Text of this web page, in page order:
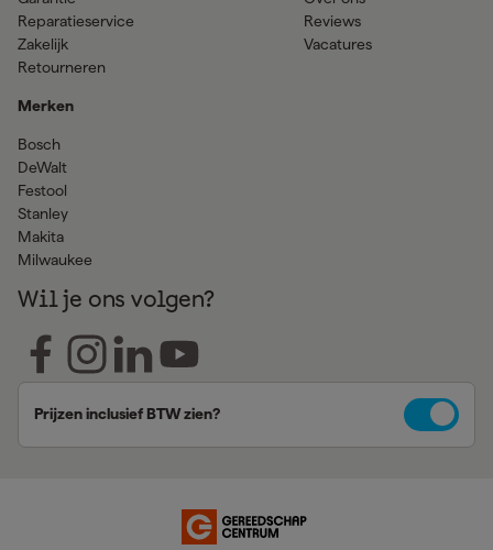
Reparatieservice
Zakelijk
Retourneren
Merken
Bosch
DeWalt
Festool
Stanley
Makita
Milwaukee
Reviews
Vacatures
Wil je ons volgen?
Prijzen inclusief BTW zien?